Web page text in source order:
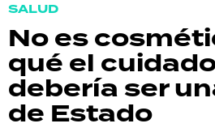
SALUD
No es
qué el
debería ser
de Estado
ACTUALIDAD
POLICIALES
ECONOMÍA